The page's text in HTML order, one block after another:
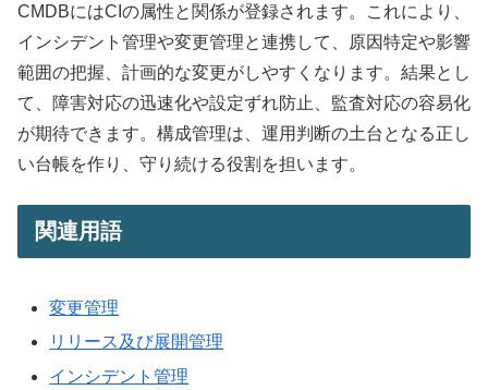
CMDBにはCIの属性と関係が登録されます。これにより、
インシデント管理や変更管理と連携して、原因特定や影響
範囲の把握、計画的な変更がしやすくなります。結果とし
て、障害対応の迅速化や設定ずれ防止、監査対応の容易化
が期待できます。構成管理は、運用判断の土台となる正し
い台帳を作り、守り続ける役割を担います。
関連用語
変更管理
リリース及び展開管理
インシデント管理